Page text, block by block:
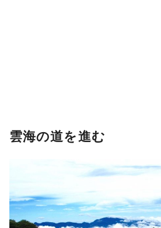
雲海の道を進む